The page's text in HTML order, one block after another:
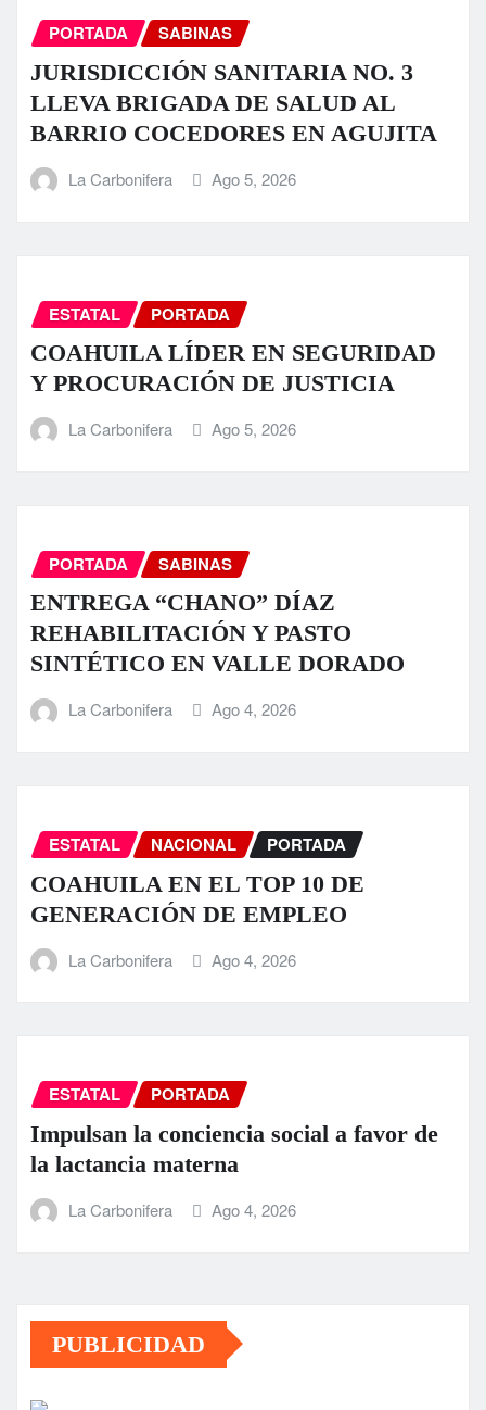
PORTADA SABINAS
JURISDICCIÓN SANITARIA NO. 3
LLEVA BRIGADA DE SALUD AL
BARRIO COCEDORES EN AGUJITA
La Carbonifera Ago 5, 2026
ESTATAL PORTADA
COAHUILA LÍDER EN SEGURIDAD
Y PROCURACIÓN DE JUSTICIA
La Carbonifera Ago 5, 2026
PORTADA SABINAS
ENTREGA “CHANO” DÍAZ
REHABILITACIÓN Y PASTO
SINTÉTICO EN VALLE DORADO
La Carbonifera Ago 4, 2026
ESTATAL NACIONAL PORTADA
COAHUILA EN EL TOP 10 DE
GENERACIÓN DE EMPLEO
La Carbonifera Ago 4, 2026
ESTATAL PORTADA
Impulsan la conciencia social a favor de
la lactancia materna
La Carbonifera Ago 4, 2026
PUBLICIDAD